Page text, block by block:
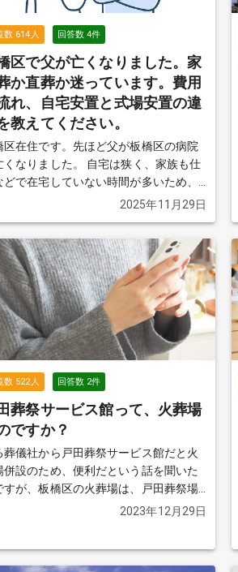
数 614 人 回答数4件
区で父が亡くなりました。家
か直葬か迷っています。費用
れ、自宅安置と式場安置の違
教えてください。
区在住です。先ほど父が板橋区の病院
りました。 自宅は狭く、家族も仕
どで在宅していない時間が多いため、
から自宅に連れて帰るか、葬儀社さん
すが、 葬儀の形式を「二日間の家族
にするか、 「一日葬」にするか、「直
火葬式）」にするかも決めきれていま
ら決めれば良いの
からず不安です。 アドバイスをいただ
と助かります。続きを見る
2025年11月29日
数 522人 回答数 2件
葬祭サービス館って、火葬場
ですか？
葬儀社から戸田葬祭サービス館だと火
併設のため、便利だという話を聞いた
すが、板橋区の火葬場は、戸田葬祭場
で、同じという事であってますか？続
2023年12月29日